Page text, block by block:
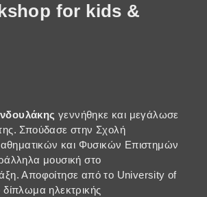
for kids &
γεννήθηκε και μεγάλωσε
Σπούδασε στην Σχολή
και Φυσικών Επιστημών
μουσική στο
Αποφοίτησε από το University of
ηλεκτρικής